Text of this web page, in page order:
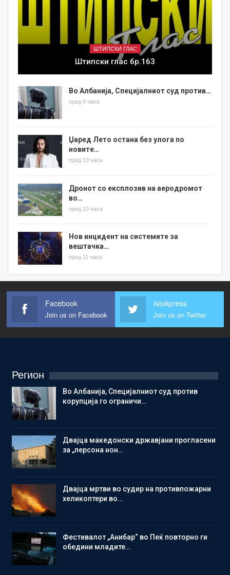
ШТИПСКИ ГЛАС
Штипски глас бр.163
Во Албанија, Специјалниот суд против…
пред 9 часа
Џаред Лето остана без улога по
новите…
пред 10 часа
Дронот со експлозив на аеродромот
во…
пред 10 часа
Нов инцидент на системите за
вештачка…
пред 11 часа
Facebook
Join us on Facebook
Istokpress
Join us on Twitter
Регион
Во Албанија, Специјалниот суд против
корупција го ограничи…
Двајца македонски државјани прогласени
за „персона нон…
Двајца мртви во судир на противпожарни
хеликоптери во…
Фестивалот „Анибар“ во Пеќ повторно ги
обедини младите…